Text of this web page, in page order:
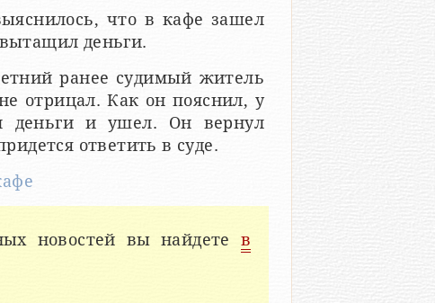
что в кафе зашел
деньги.
ранее судимый житель
отрицал. Как он пояснил, у
деньги и ушел. Он вернул
ответить в суде.
новостей вы найдете в